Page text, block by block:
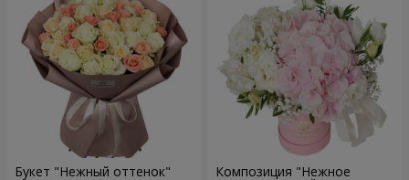
Букет "Нежный оттенок" Композиция "Нежное